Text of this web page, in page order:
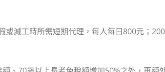
或減工時所需短期代理，每人每日800元；